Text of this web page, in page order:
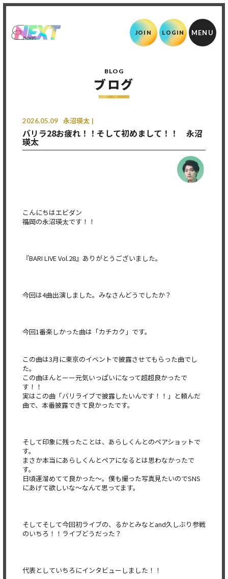
JOIN LOGIN
BLOG
ブログ
2026.05.09 永沼瑛太
バリラ28お疲れ！！そして初めまして！！ 永沼
瑛太
こんにちはエビダン
福岡の永沼瑛太です！！
『BARI LIVE Vol.28』ありがとうございました。
今回は4曲出演しました。みなさんどうでしたか？
今回1番楽しかった曲は「カチカク」です。
この曲は3月に東京のイベントで披露させてもらった曲でし
た。
この曲ほんとーー元気いっぱいになって超超良かったで
す！！
実はこの曲「バリライブで披露したいんです！！」と頼んだ
曲で、本番披露できて良かったです。
そして印象に残ったことは、あらしくんとのペアショットで
す。
まさか本当にあらしくんとペアになるとは思わなかったで
す。
日頃運溜めてて良かった〜。僕も撮った写真見たいのでSNS
にあげて欲しいな〜なんて思ってます。
そしてそして今回初ライブの、るかとみなとand久しぶり参戦
のいちろ！！ライブどうだった？
代表としていちろにインタビューしました！！